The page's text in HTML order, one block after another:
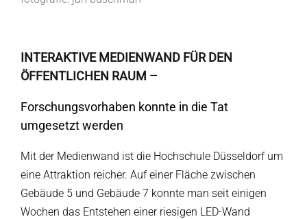
INTERAKTIVE MEDIENWAND FÜR DEN
ÖFFENTLICHEN RAUM –
Forschungs­vorhaben konnte in die Tat
umgesetzt werden
Mit der Medienwand ist die Hochschule Düsseldorf um
eine Attraktion reicher. Auf einer Fläche zwischen
Gebäude 5 und Gebäude 7 konnte man seit einigen
Wochen das Entstehen einer riesigen LED-Wand